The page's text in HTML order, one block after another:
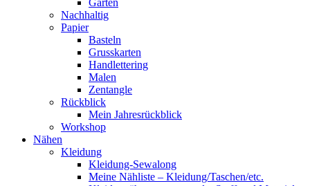
Nachhaltig
Papier
Basteln
Grusskarten
Handlettering
Malen
Zentangle
Rückblick
Mein Jahresrückblick
Workshop
Nähen
Kleidung
Kleidung-Sewalong
Meine Nähliste – Kleidung/Taschen/etc.